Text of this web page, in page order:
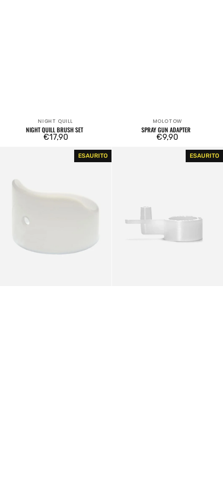
Venditore:
NIGHT QUILL
NIGHT QUILL BRUSH SET
Prezzo
€17,90
Venditore:
MOLOTOW
SPRAY GUN ADAPTER
Prezzo
regolare
€9,90
ESAURITO 50/50
Pressure
ESAURITO